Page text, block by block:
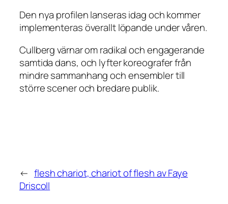
Den nya profilen lanseras idag och kommer
implementeras överallt löpande under våren.
Cullberg värnar om radikal och engagerande
samtida dans, och lyfter koreografer från
mindre sammanhang och ensembler till
större scener och bredare publik.
← flesh chariot, chariot of flesh av Faye
Driscoll